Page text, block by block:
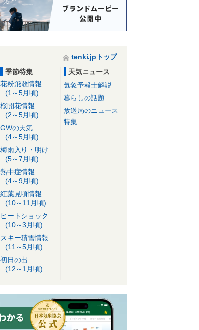
tenki.jpトップ
季節特集
花粉飛散情報
(1～5月頃)
桜開花情報
(2～5月頃)
GWの天気
(4～5月頃)
梅雨入り・明け
(5～7月頃)
熱中症情報
(4～9月頃)
紅葉見頃情報
(10～11月頃)
ヒートショック
(10～3月頃)
スキー積雪情報
(11～5月頃)
初日の出
(12～1月頃)
天気ニュース
気象予報士解説
暮らしの話題
放送局のニュース
特集